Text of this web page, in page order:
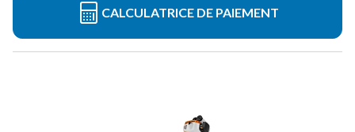
CALCULATRICE DE PAIEMENT